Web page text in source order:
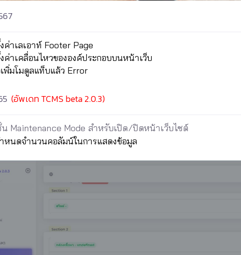
ค่าเลเอาท์ Footer Page
ค่าเคลื่อนไหวขององค์ประกอบบนหน้าเว็บ
พิ่มโมดูลแท็บแล้ว Error
(อัพเดท TCMS beta 2.0.3)
Maintenance Mode สำหรับเปิด/ปิดหน้าเว็บไซต์
หนดจำนวนคอลัมน์ในการแสดงข้อมูล